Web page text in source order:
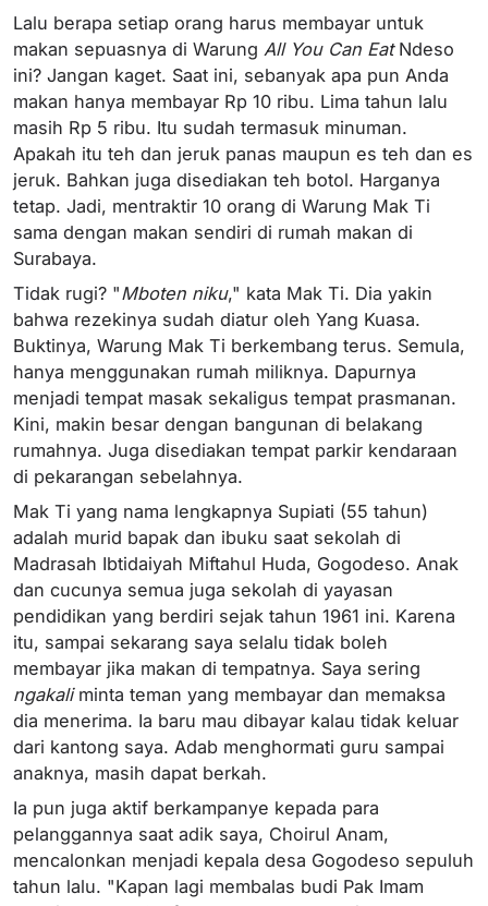
Lalu berapa setiap orang harus membayar untuk
makan sepuasnya di Warung All You Can Eat Ndeso
ini? Jangan kaget. Saat ini, sebanyak apa pun Anda
makan hanya membayar Rp 10 ribu. Lima tahun lalu
masih Rp 5 ribu. Itu sudah termasuk minuman.
Apakah itu teh dan jeruk panas maupun es teh dan es
jeruk. Bahkan juga disediakan teh botol. Harganya
tetap. Jadi, mentraktir 10 orang di Warung Mak Ti
sama dengan makan sendiri di rumah makan di
Surabaya.
Tidak rugi? "Mboten niku," kata Mak Ti. Dia yakin
bahwa rezekinya sudah diatur oleh Yang Kuasa.
Buktinya, Warung Mak Ti berkembang terus. Semula,
hanya menggunakan rumah miliknya. Dapurnya
menjadi tempat masak sekaligus tempat prasmanan.
Kini, makin besar dengan bangunan di belakang
rumahnya. Juga disediakan tempat parkir kendaraan
di pekarangan sebelahnya.
Mak Ti yang nama lengkapnya Supiati (55 tahun)
adalah murid bapak dan ibuku saat sekolah di
Madrasah Ibtidaiyah Miftahul Huda, Gogodeso. Anak
dan cucunya semua juga sekolah di yayasan
pendidikan yang berdiri sejak tahun 1961 ini. Karena
itu, sampai sekarang saya selalu tidak boleh
membayar jika makan di tempatnya. Saya sering
ngakaliminta teman yang membayar dan memaksa
dia menerima. Ia baru mau dibayar kalau tidak keluar
dari kantong saya. Adab menghormati guru sampai
anaknya, masih dapat berkah.
Ia pun juga aktif berkampanye kepada para
pelanggannya saat adik saya, Choirul Anam,
mencalonkan menjadi kepala desa Gogodeso sepuluh
tahun lalu. "Kapan lagi membalas budi Pak Imam